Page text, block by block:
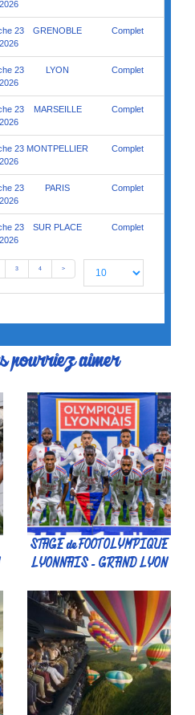
23
GRENOBLE Complet
23
LYON Complet
23
MARSEILLE Complet
23 MONTPELLIER Complet
23
PARIS Complet
23
SUR PLACE Complet
3 4 >
pourriez aimer
STAGE de FOOT OLYMPIQUE
LYONNAIS - GRAND LYON